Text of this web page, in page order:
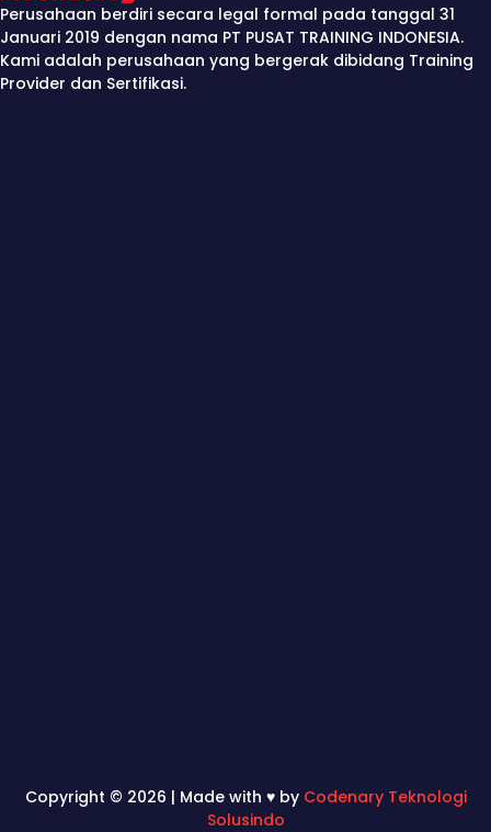
Perusahaan berdiri secara legal formal pada tanggal 31
Januari 2019 dengan nama PT PUSAT TRAINING INDONESIA.
Kami adalah perusahaan yang bergerak dibidang Training
Provider dan Sertifikasi.
Copyright © 2026 | Made with ♥ by Codenary Teknologi
Solusindo